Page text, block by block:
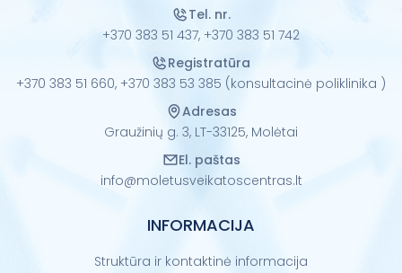
Tel. nr.
+370 383 51 437, +370 383 51 742
Registratūra
+370 383 51 660, +370 383 53 385 (konsultacinė poliklinika )
Adresas
Graužinių g. 3, LT-33125, Molėtai
El. paštas
info@moletusveikatoscentras.lt
INFORMACIJA
Struktūra ir kontaktinė informacija